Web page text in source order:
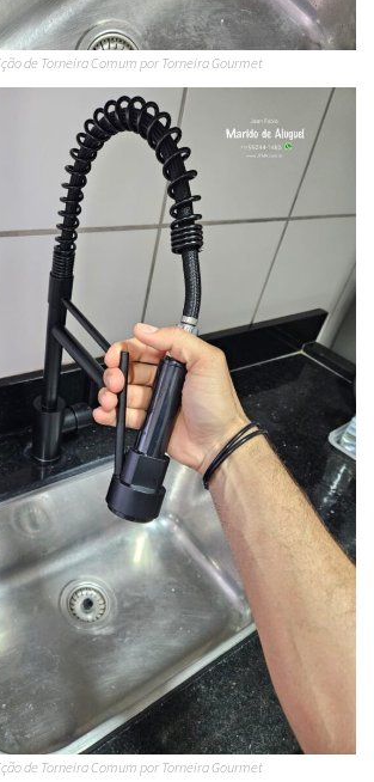
de Torneira Comum por Torneira Gourmet
de Torneira Comum por Torneira Gourmet